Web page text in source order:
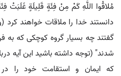
مُلاقُوا اللَّهِ کَمْ مِنْ فِئَةٍ قَلِیلَةٍ غَلَبَتْ
دانستند خدا را ملاقات خواهند کرد
گفتند چه بسیار گروه کوچکی که به
شدند" (توجه داشته باشید این آیه
که ایمان و استقامت خود را